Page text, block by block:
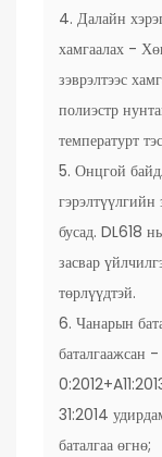
4. Далайн
хамгаалах -
зэврэлтээс
полиэстр
температурт
5. Онцгой
бусад. DL618
засвар
төрлүүдтэй.
6. Чанарын
31:2014
баталгаа өгнө;